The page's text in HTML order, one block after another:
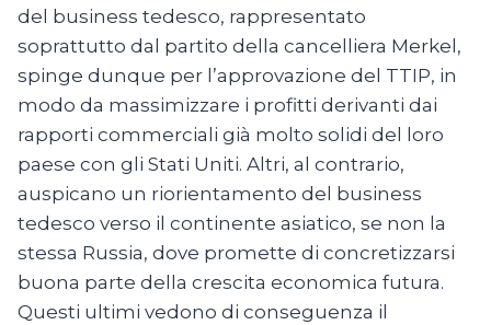
del business tedesco, rappresentato
soprattutto dal partito della cancelliera Merkel,
spinge dunque per l’approvazione del TTIP, in
modo da massimizzare i profitti derivanti dai
rapporti commerciali già molto solidi del loro
paese con gli Stati Uniti. Altri, al contrario,
auspicano un riorientamento del business
tedesco verso il continente asiatico, se non la
stessa Russia, dove promette di concretizzarsi
buona parte della crescita economica futura.
Questi ultimi vedono di conseguenza il